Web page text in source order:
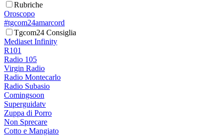
Rubriche
Oroscopo
#tgcom24amarcord
Tgcom24 Consiglia
Mediaset Infinity
R101
Radio 105
Virgin Radio
Radio Montecarlo
Radio Subasio
Comingsoon
Superguidatv
Zuppa di Porro
Non Sprecare
Cotto e Mangiato